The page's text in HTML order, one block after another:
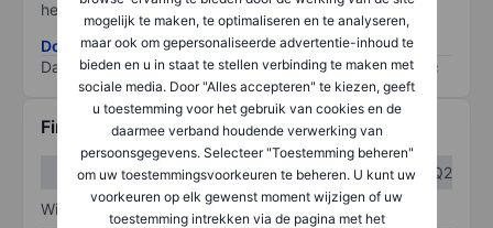
mogelijk te maken, te optimaliseren en te analyseren,
maar ook om gepersonaliseerde advertentie-inhoud te
bieden en u in staat te stellen verbinding te maken met
sociale media. Door "Alles accepteren" te kiezen, geeft
u toestemming voor het gebruik van cookies en de
daarmee verband houdende verwerking van
persoonsgegevens. Selecteer "Toestemming beheren"
om uw toestemmingsvoorkeuren te beheren. U kunt uw
voorkeuren op elk gewenst moment wijzigen of uw
toestemming intrekken via de pagina met het
het grootste risico).
Download de ESG-risicomethodologie
Data provided by
/
Financiële gegevens
Q1
Q2
Winst/verlies